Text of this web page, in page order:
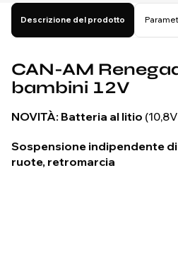
Descrizione del prodotto
CAN-AM
bambini 12V
NOVITÀ: Batteria al litio
Sospensione indipendente
ruote, retromarcia